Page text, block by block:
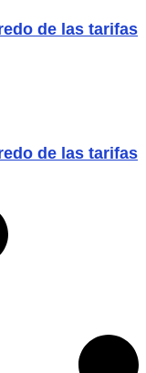
de las tarifas
de las tarifas